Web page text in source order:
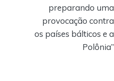
preparando uma
provocação contra
os países bálticos e a
Polônia”